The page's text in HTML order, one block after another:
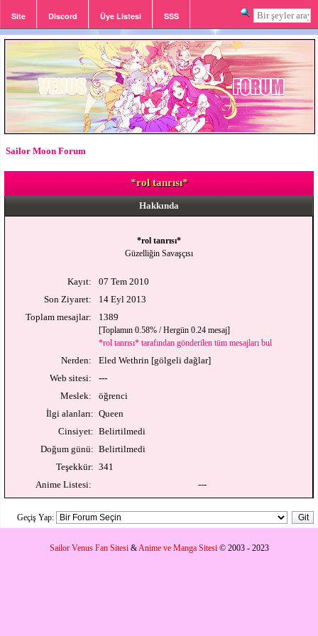
Site Discord Üye Listesi SSS
Giriş Kayıt
Sailor Moon Forum
*rol tanrısı*
Hakkında
*rol tanrısı*
Güzelliğin Savaşçısı
Kayıt:
07 Tem 2010
Son Ziyaret:
14 Eyl 2013
Toplam mesajlar:
1389
[Toplamın 0.58% / Hergün 0.24 mesaj]
*rol tanrısı* tarafından gönderilen tüm mesajları bul
Nerden:
Eled Wethrin [gölgeli dağlar]
Web sitesi:
---
Meslek:
öğrenci
İlgi alanları: Queen
Cinsiyet: Belirtilmedi
Doğum günü: Belirtilmedi
Teşekkür: 341
Anime Listesi:
---
Geçiş Yap:
Sailor Venus Fan Sitesi& Anime ve Manga Sitesi© 2003 - 2023